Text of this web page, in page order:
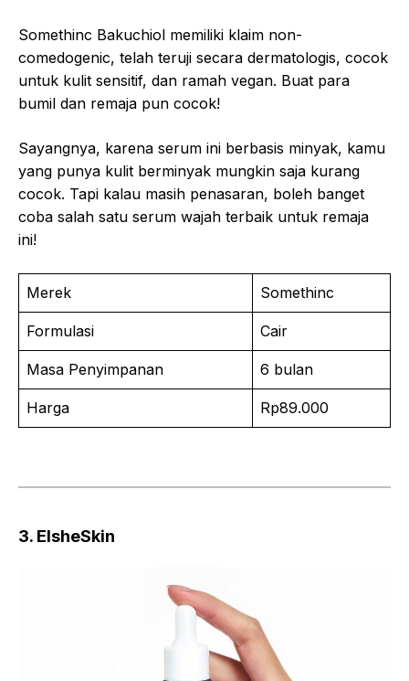
Somethinc Bakuchiol memiliki klaim non-
comedogenic, telah teruji secara dermatologis, cocok
untuk kulit sensitif, dan ramah vegan. Buat para
bumil dan remaja pun cocok!
Sayangnya, karena serum ini berbasis minyak, kamu
yang punya kulit berminyak mungkin saja kurang
cocok. Tapi kalau masih penasaran, boleh banget
coba salah satu serum wajah terbaik untuk remaja
ini!
Merek Somethinc
Formulasi Cair
Masa Penyimpanan 6 bulan
Harga Rp89.000
3. ElsheSkin